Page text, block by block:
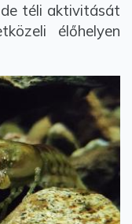
de téli aktivitását
élőhelyen